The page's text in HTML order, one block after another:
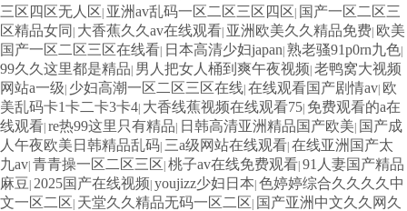
三区四区无人区| 亚洲av乱码一区二区三区四区| 国产一区二区三
区精品女同 | 大香蕉久久av在线观看| 亚洲欧美久久精品免费| 欧美
国产一区二区三区在线看| 日本高清少妇japan| 熟老骚91p0rn九色|
99久久这里都是精品| 男人把女人桶到爽午夜视频| 老鸭窝大视频
网站a一级| 少妇高潮一区二区三区在线| 在线观看国产剧情av| 欧
美乱码卡1卡二卡3卡4| 大香线蕉视频在线观看75| 免费观看的a在
线观看| re热99这里只有精品| 日韩高清亚洲精品国产欧美| 国产成
人午夜欧美日韩精品乱码| 三a级网站在线观看| 在线亚洲国产太
九av| 青青操一区二区三区| 桃子av在线免费观看| 91人妻国产精品
麻豆 | 2025国产在线视频| youjizz少妇日本| 色婷婷综合久久久久中
文一区二区| 天堂久久精品无码一区二区| 国产亚洲中文久久网久